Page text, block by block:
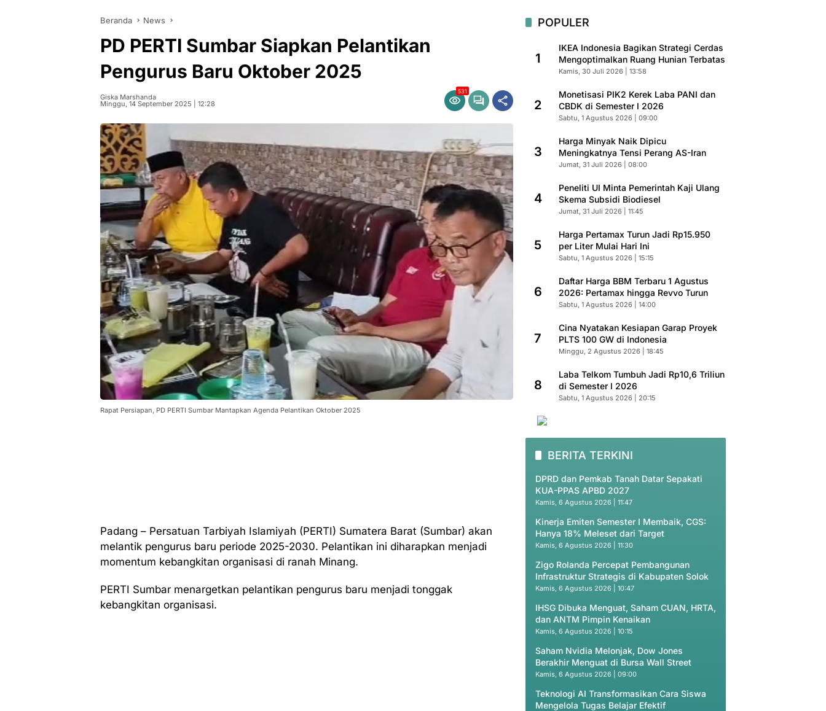
Beranda News
PD PERTI Sumbar Siapkan Pelantikan
Pengurus Baru Oktober 2025
Giska Marshanda
Minggu, 14 September 2025 | 12:28
531
Rapat Persiapan, PD PERTI Sumbar Mantapkan Agenda Pelantikan Oktober 2025
Padang – Persatuan Tarbiyah Islamiyah (PERTI) Sumatera Barat (Sumbar) akan
melantik pengurus baru periode 2025-2030. Pelantikan ini diharapkan menjadi
momentum kebangkitan organisasi di ranah Minang.
PERTI Sumbar menargetkan pelantikan pengurus baru menjadi tonggak
kebangkitan organisasi.
POPULER
1
IKEA Indonesia Bagikan Strategi Cerdas
Mengoptimalkan Ruang Hunian Terbatas
Kamis, 30 Juli 2026 | 13:58
2
Monetisasi PIK2 Kerek Laba PANI dan
CBDK di Semester I 2026
Sabtu, 1 Agustus 2026 | 09:00
3
Harga Minyak Naik Dipicu
Meningkatnya Tensi Perang AS-Iran
Jumat, 31 Juli 2026 | 08:00
4
Peneliti UI Minta Pemerintah Kaji Ulang
Skema Subsidi Biodiesel
Jumat, 31 Juli 2026 | 11:45
5
Harga Pertamax Turun Jadi Rp15.950
per Liter Mulai Hari Ini
Sabtu, 1 Agustus 2026 | 15:15
6
Daftar Harga BBM Terbaru 1 Agustus
2026: Pertamax hingga Revvo Turun
Sabtu, 1 Agustus 2026 | 14:00
7
Cina Nyatakan Kesiapan Garap Proyek
PLTS 100 GW di Indonesia
Minggu, 2 Agustus 2026 | 18:45
8
Laba Telkom Tumbuh Jadi Rp10,6 Triliun
di Semester I 2026
Sabtu, 1 Agustus 2026 | 20:15
BERITA TERKINI
DPRD dan Pemkab Tanah Datar Sepakati
KUA-PPAS APBD 2027
Kamis, 6 Agustus 2026 | 11:47
Kinerja Emiten Semester I Membaik, CGS:
Hanya 18% Meleset dari Target
Kamis, 6 Agustus 2026 | 11:30
Zigo Rolanda Percepat Pembangunan
Infrastruktur Strategis di Kabupaten Solok
Kamis, 6 Agustus 2026 | 10:47
IHSG Dibuka Menguat, Saham CUAN, HRTA,
dan ANTM Pimpin Kenaikan
Kamis, 6 Agustus 2026 | 10:15
Saham Nvidia Melonjak, Dow Jones
Berakhir Menguat di Bursa Wall Street
Kamis, 6 Agustus 2026 | 09:00
Teknologi AI Transformasikan Cara Siswa
Mengelola Tugas Belajar Efektif